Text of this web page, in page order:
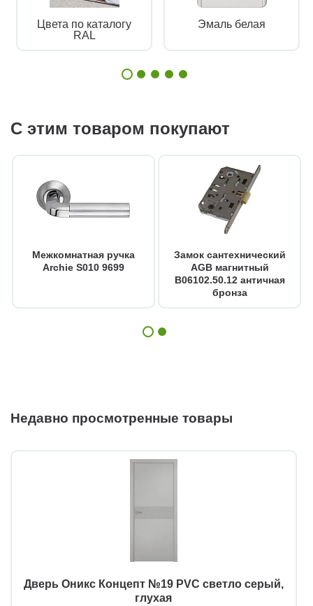
Цвета по каталогу
RAL
Эмаль белая
С этим товаром покупают
Межкомнатная ручка
Archie S010 9699
Замок сантехнический
AGB магнитный
B06102.50.12 античная
бронза
Недавно просмотренные товары
Дверь Оникс Концепт №19 PVC светло серый,
глухая